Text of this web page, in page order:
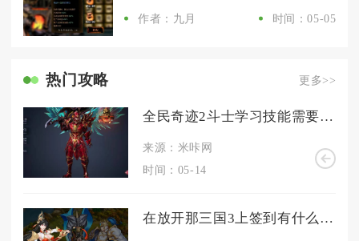
作者：九月 时间：05-05
热门攻略 更多>>
全民奇迹2斗士学习技能需要消耗什么资源
来源：米咔网
时间：05-14
在放开那三国3上签到有什么技巧可言